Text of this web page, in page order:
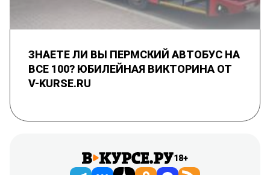
ЗНАЕТЕ ЛИ ВЫ ПЕРМСКИЙ АВТОБУС НА
ВСЕ 100? ЮБИЛЕЙНАЯ ВИКТОРИНА ОТ
V-KURSE.RU
18+